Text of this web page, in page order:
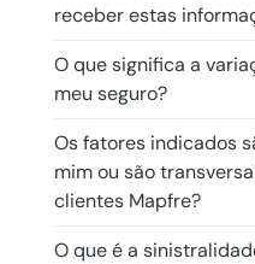
receber estas
O que significa a
meu seguro?
Os fatores indicados
mim ou são
clientes Mapfre?
O que é a